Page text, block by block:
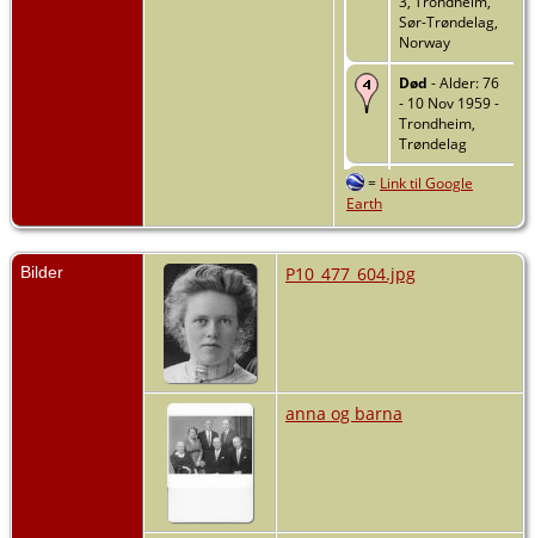
Sør-Trøndelag,
Norway
Død - Alder: 76
- 10 Nov 1959 -
Trondheim,
Trøndelag
Begravelse
Lademoen
Trøndelag
= Link til Google
Earth
Bilder P10_477_604.jpg
anna og barna